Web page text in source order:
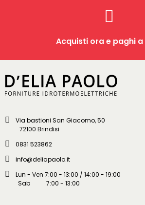
Acquisti ora e paghi
Via bastioni San Giacomo, 50
72100 Brindisi
0831 523862
info@deliapaolo.it
Lun - Ven 7:00 - 13:00 / 14:00 - 19:00
Sab 7:00 - 13:00